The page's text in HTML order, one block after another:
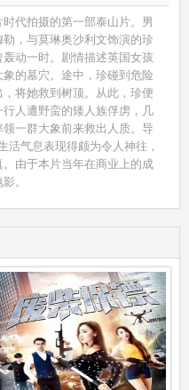
代拍摄的第一部泰山片。男
，与莫琳奥沙利文饰演的珍
动一时。剧情描述英国女孩
的墓穴。途中，珍碰到危险
将她救到树顶。从此，珍便
人遭野蛮的矮人族俘虏，几
一群大象前来救出人质。导
活气息表现得颇为令人神往，
由于本片当年在商业上的成
。